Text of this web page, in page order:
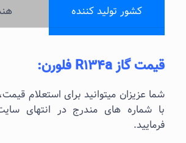
کشور تولید کننده
قابلیت لوله به کف
قیمتگاز R134a فلورن:
شما عزیزان میتوانید برای استعلام
با شماره های مندرج در انتهای
فرمایید.